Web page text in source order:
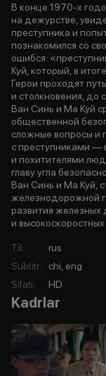
В конце 1970-х
на дежурстве,
преступника и
познакомился со
ошибся:
Куй, который, в
Герои проходят
и столкновения, до
Ван Синь и Ма Куй
общественной
сложные вопросы и
с преступниками —
и похитителями
главу угла
Ван Синь и Ма Куй,
железнодорожной
развития железных
и
Til:
rus
Subtitr:
chi, eng
Sifati: HD
Kadrlar